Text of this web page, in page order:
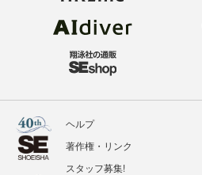
ヘルプ
著作権・リンク
スタッフ募集!